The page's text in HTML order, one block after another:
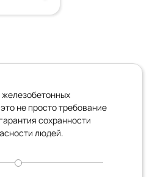
не просто требование
сохранности
людей.